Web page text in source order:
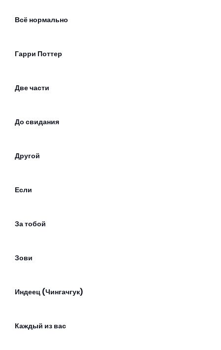
Всё нормально
Гарри Поттер
Две части
До свидания
Другой
Если
За тобой
Зови
Индеец (Чингачгук)
Каждый из вас